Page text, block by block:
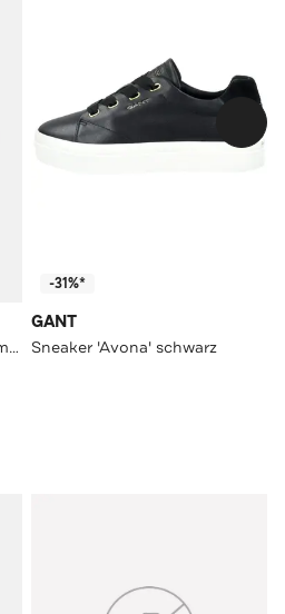
Sneaker 'Air Pegasus 2005' mehrfarbig
-31%*
GANT
Sneaker 'Avona' schwarz